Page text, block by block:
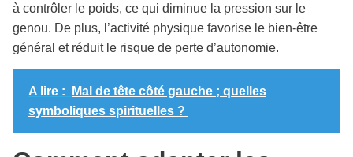
à contrôler le poids, ce qui diminue la pression sur le
genou. De plus, l’activité physique favorise le bien-être
général et réduit le risque de perte d’autonomie.
A lire :
Mal de tête côté gauche ; quelles
symboliques spirituelles ?